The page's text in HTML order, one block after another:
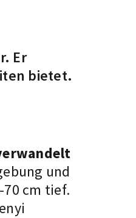
Er
bietet.
und
70 cm tief.